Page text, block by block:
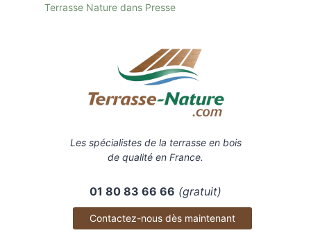
Terrasse Nature dans Presse
Les spécialistes de la terrasse en bois
de qualité en France.
01 80 83 66 66 (gratuit)
Contactez-nous dès maintenant